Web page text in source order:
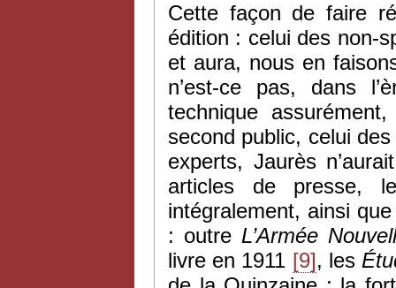
Cette façon de faire
édition : celui des non-
et aura, nous en
n’est-ce pas, dans
technique
second public, celui
experts, Jaurès
articles de presse,
intégralement, ainsi
: outreL’Armée
livre en 1911 [9], les